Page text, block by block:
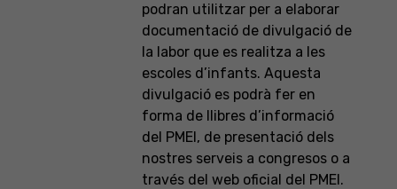
podran utilitzar per a elaborar
documentació de divulgació de
la labor que es realitza a les
escoles d’infants. Aquesta
divulgació es podrà fer en
forma de llibres d’informació
del PMEI, de presentació dels
nostres serveis a congresos o a
través del web oficial del PMEI.